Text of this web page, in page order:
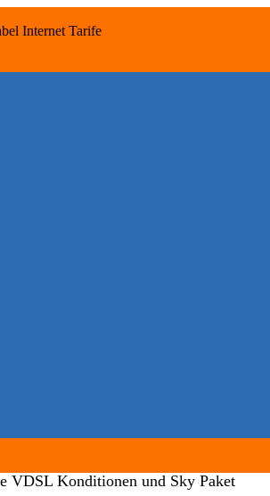
Internet Tarife
VDSL Konditionen und Sky Paket